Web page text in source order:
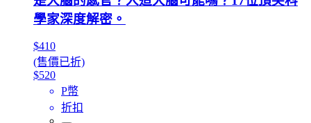
學家深度解密。
$410
(售價已折)
$520
P幣
折扣